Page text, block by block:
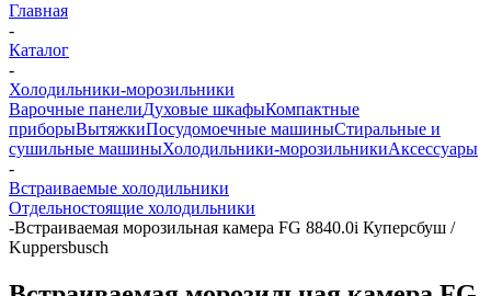
Главная
-
Каталог
-
Холодильники-морозильники
Варочные панелиДуховые шкафыКомпактные
приборыВытяжкиПосудомоечные машиныСтиральные и
сушильные машиныХолодильники-морозильникиАксессуары
-
Встраиваемые холодильники
Отдельностоящие холодильники
-Встраиваемая морозильная камера FG 8840.0i Куперсбуш /
Kuppersbusch